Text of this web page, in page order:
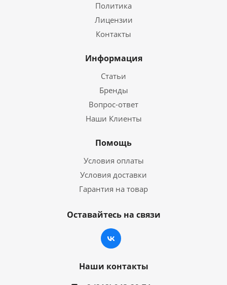
Политика
Лицензии
Контакты
Информация
Статьи
Бренды
Вопрос-ответ
Наши Клиенты
Помощь
Условия оплаты
Условия доставки
Гарантия на товар
Оставайтесь на связи
Наши контакты